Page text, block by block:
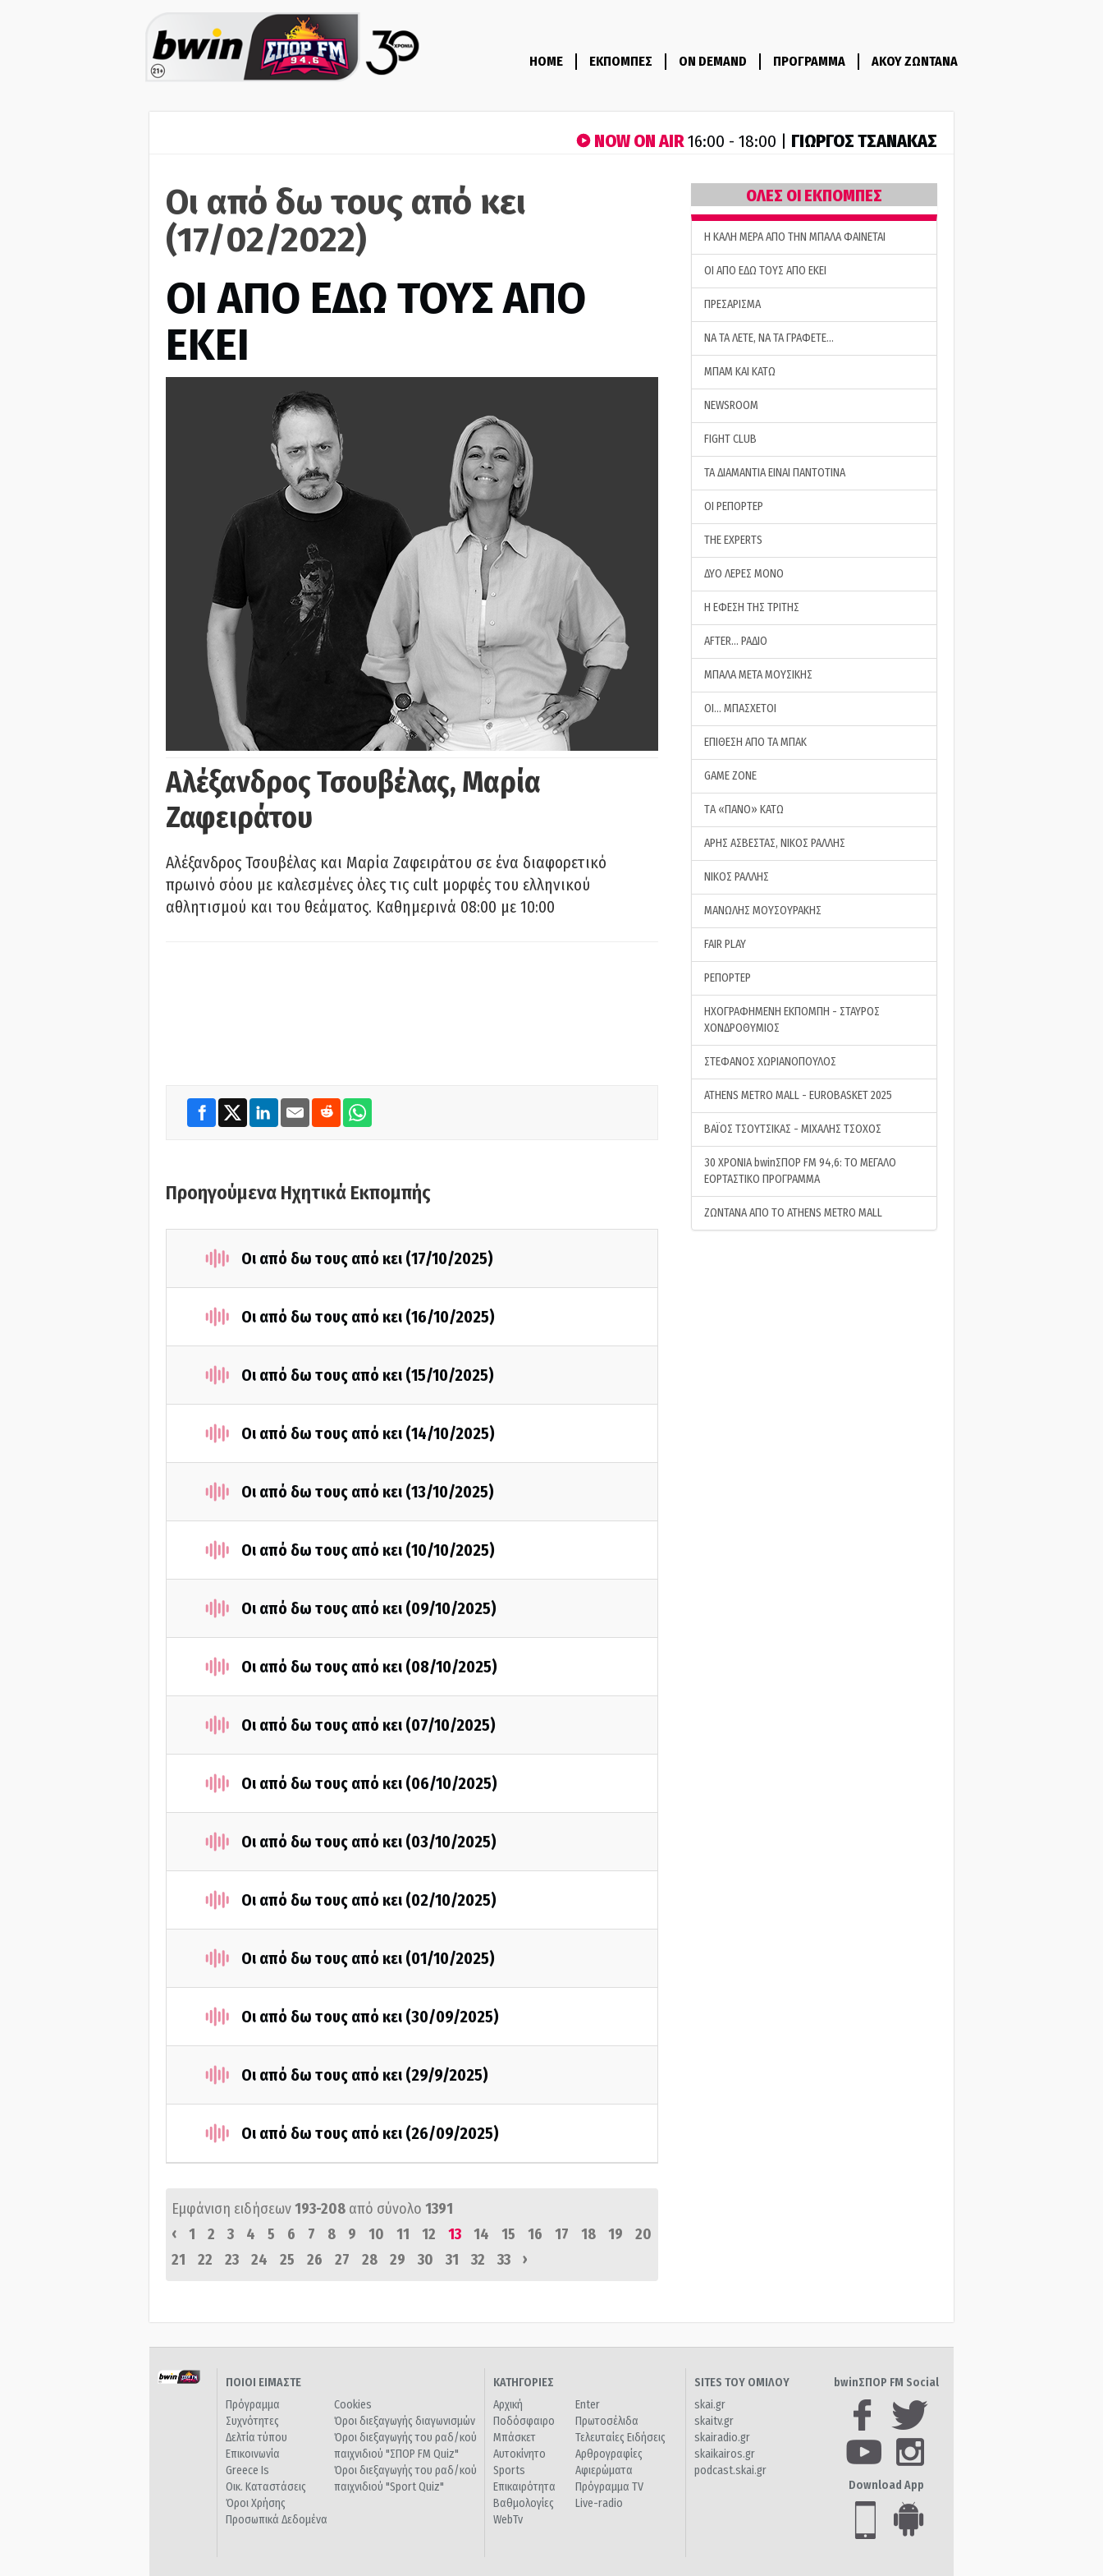
HOME ΕΚΠΟΜΠΕΣ ON DEMAND ΠΡΟΓΡΑΜΜΑ ΑΚΟΥ ΖΩΝΤΑΝΑ
NOW ON AIR16:00 - 18:00 | ΓΙΩΡΓΟΣ ΤΣΑΝΑΚΑΣ
Οι από δω τους από κει
(17/02/2022)
ΟΙ ΑΠΟ ΕΔΩ ΤΟΥΣ ΑΠΟ
ΕΚΕΙ
Αλέξανδρος Τσουβέλας, Μαρία
Ζαφειράτου
Αλέξανδρος Τσουβέλας και Μαρία Ζαφειράτου σε ένα διαφορετικό
πρωινό σόου με καλεσμένες όλες τις cult μορφές του ελληνικού
αθλητισμού και του θεάματος. Καθημερινά 08:00 με 10:00
Προηγούμενα Ηχητικά Εκπομπής
Οι από δω τους από κει (17/10/2025)
Οι από δω τους από κει (16/10/2025)
Οι από δω τους από κει (15/10/2025)
Οι από δω τους από κει (14/10/2025)
Οι από δω τους από κει (13/10/2025)
Οι από δω τους από κει (10/10/2025)
Οι από δω τους από κει (09/10/2025)
Οι από δω τους από κει (08/10/2025)
Οι από δω τους από κει (07/10/2025)
Οι από δω τους από κει (06/10/2025)
Οι από δω τους από κει (03/10/2025)
Οι από δω τους από κει (02/10/2025)
Οι από δω τους από κει (01/10/2025)
Οι από δω τους από κει (30/09/2025)
Οι από δω τους από κει (29/9/2025)
Οι από δω τους από κει (26/09/2025)
Εμφάνιση ειδήσεων193-208 από σύνολο 1391
‹
1 2 3 4 5 6 7 8 9 10 11 12 13 14 15 16 17 18 19
20
21
22 23 24 25 26 27 28 29 30 31 32 33 ›
ΟΛΕΣ ΟΙ ΕΚΠΟΜΠΕΣ
H ΚΑΛΗ ΜΕΡΑ ΑΠΟ ΤΗΝ ΜΠΑΛΑ ΦΑΙΝΕΤΑΙ
ΟΙ ΑΠΟ ΕΔΩ ΤΟΥΣ ΑΠΟ ΕΚΕΙ
ΠΡΕΣΑΡΙΣΜΑ
ΝΑ ΤΑ ΛΕΤΕ, ΝΑ ΤΑ ΓΡΑΦΕΤΕ…
ΜΠΑΜ ΚΑΙ ΚΑΤΩ
NEWSROOM
FIGHT CLUB
ΤΑ ΔΙΑΜΑΝΤΙΑ ΕΙΝΑΙ ΠΑΝΤΟΤΙΝΑ
ΟΙ ΡΕΠΟΡΤΕΡ
THE EXPERTS
ΔΥΟ ΛΕΡΕΣ ΜΟΝΟ
Η ΕΦΕΣΗ ΤΗΣ ΤΡΙΤΗΣ
AFTER… ΡΑΔΙΟ
ΜΠΑΛΑ ΜΕΤΑ ΜΟΥΣΙΚΗΣ
ΟΙ… ΜΠΑΣΧΕΤΟΙ
ΕΠΙΘΕΣΗ ΑΠΟ ΤΑ ΜΠΑΚ
GAME ZONE
ΤA «ΠΑΝΟ» ΚΑΤΩ
ΑΡΗΣ ΑΣΒΕΣΤΑΣ, ΝΙΚΟΣ ΡΑΛΛΗΣ
ΝΙΚΟΣ ΡΑΛΛΗΣ
ΜΑΝΩΛΗΣ ΜΟΥΣΟΥΡΑΚΗΣ
FAIR PLAY
ΡΕΠΟΡΤΕΡ
ΗΧΟΓΡΑΦΗΜΕΝΗ ΕΚΠΟΜΠΗ - ΣΤΑΥΡΟΣ
ΧΟΝΔΡΟΘΥΜΙΟΣ
ΣΤΕΦΑΝΟΣ ΧΩΡΙΑΝΟΠΟΥΛΟΣ
ATHENS METRO MALL - EUROBASKET 2025
ΒΑΪΟΣ ΤΣΟΥΤΣΙΚΑΣ - ΜΙΧΑΛΗΣ ΤΣΟΧΟΣ
30 ΧΡΟΝΙΑ bwinΣΠΟΡ FM 94,6: ΤΟ ΜΕΓΑΛΟ
ΕΟΡΤΑΣΤΙΚΟ ΠΡΟΓΡΑΜΜΑ
ΖΩΝΤΑΝΑ ΑΠΟ ΤΟ ATHENS METRO MALL
ΠΟΙΟΙ ΕΙΜΑΣΤΕ
Πρόγραμμα
Συχνότητες
Δελτία τύπου
Επικοινωνία
Greece Is
Οικ. Καταστάσεις
Όροι Χρήσης
Προσωπικά Δεδομένα
Cookies
Όροι διεξαγωγής διαγωνισμών
Όροι διεξαγωγής του ραδ/κού
παιχνιδιού "ΣΠΟΡ FM Quiz"
Όροι διεξαγωγής του ραδ/κού
παιχνιδιού "Sport Quiz"
ΚΑΤΗΓΟΡΙΕΣ
Αρχική
Ποδόσφαιρο
Μπάσκετ
Αυτοκίνητο
Sports
Επικαιρότητα
Βαθμολογίες
WebTv
Enter
Πρωτοσέλιδα
Τελευταίες Ειδήσεις
Αρθρογραφίες
Αφιερώματα
Πρόγραμμα TV
Live-radio
SITES ΤΟΥ ΟΜΙΛΟΥ
skai.gr
skaitv.gr
skairadio.gr
skaikairos.gr
podcast.skai.gr
bwinΣΠΟΡ FM Social
Download App